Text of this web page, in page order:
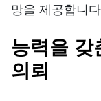
망을 제공합니
능력을 갖
의뢰